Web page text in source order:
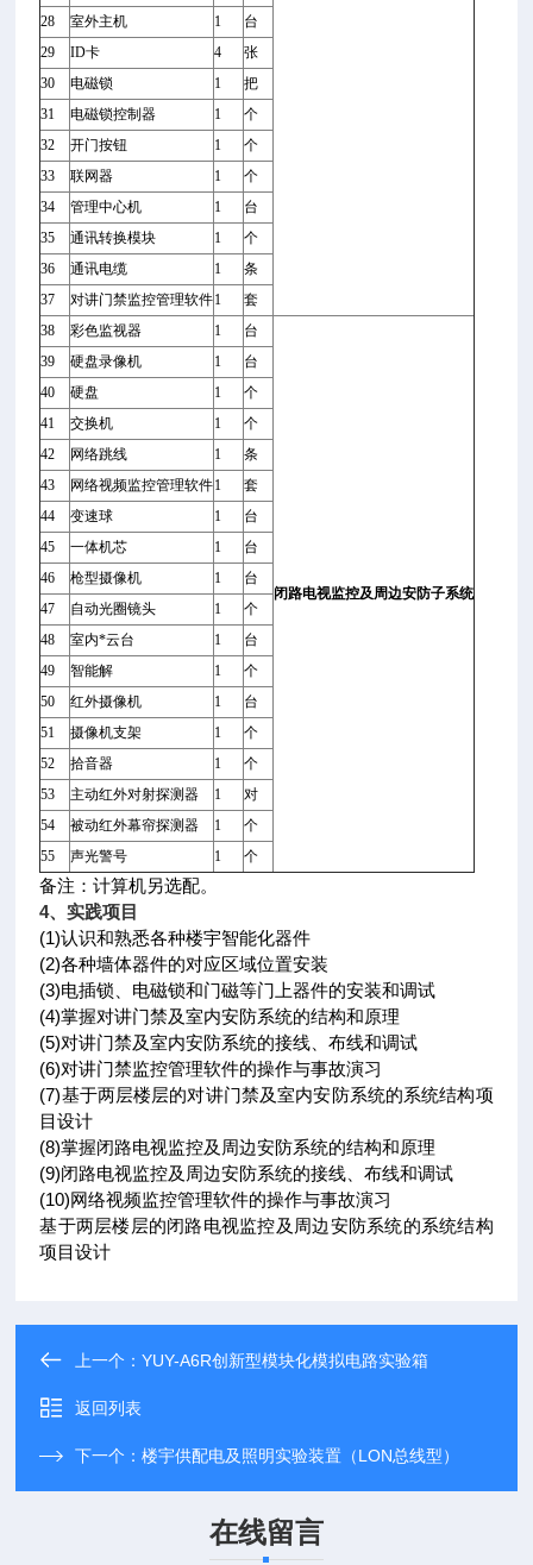
28
室外主机 1
台
29
ID卡 4
张
30
电磁锁 1
把
31
电磁锁控制器 1
个
32
开门按钮 1
个
33
联网器 1
个
34
管理中心机 1
台
35
通讯转换模块 1
个
36
通讯电缆 1
条
37
对讲门禁监控管理软件1
套
38
彩色监视器 1 台
闭路电视监控及周边安防子系统
39 硬盘录像机 1
台
40
硬盘 1
个
41
交换机 1
个
42
网络跳线 1
条
43
网络视频监控管理软件1
套
44
变速球 1
台
45
一体机芯 1
台
46
枪型摄像机 1
台
47
自动光圈镜头 1
个
48
室内*云台 1
台
49
智能解 1
个
50
红外摄像机 1
台
51
摄像机支架 1
个
52
拾音器 1
个
53
主动红外对射探测器 1
对
54
被动红外幕帘探测器 1
个
55
声光警号 1 个
备注：计算机另选配。
4、实践项目
(1)认识和熟悉各种楼宇智能化器件
(2)各种墙体器件的对应区域位置安装
(3)电插锁、电磁锁和门磁等门上器件的安装和调试
(4)掌握对讲门禁及室内安防系统的结构和原理
(5)对讲门禁及室内安防系统的接线、布线和调试
(6)对讲门禁监控管理软件的操作与事故演习
(7)基于两层楼层的对讲门禁及室内安防系统的系统结构项
目设计
(8)掌握闭路电视监控及周边安防系统的结构和原理
(9)闭路电视监控及周边安防系统的接线、布线和调试
(10)网络视频监控管理软件的操作与事故演习
基于两层楼层的闭路电视监控及周边安防系统的系统结构
项目设计
上一个：YUY-A6R创新型模块化模拟电路实验箱
返回列表
下一个：楼宇供配电及照明实验装置（LON总线型）
在线留言